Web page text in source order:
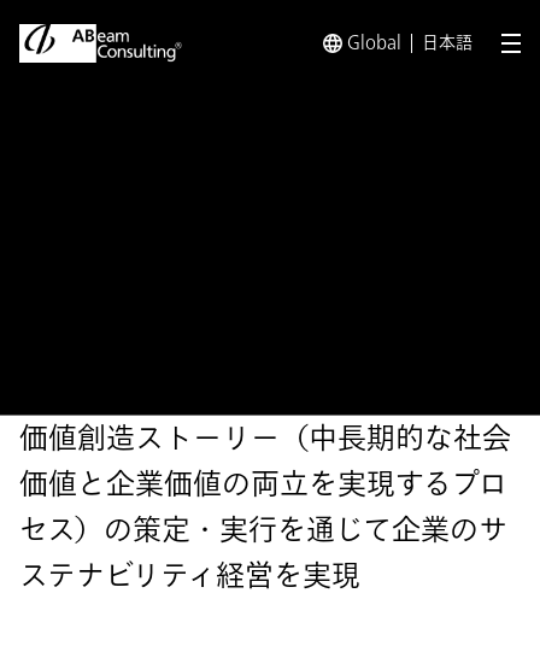
Global 日本語 メ
価値創造ストーリー（中長期的な社会
価値と企業価値の両立を実現するプロ
セス）の策定・実行を通じて企業のサ
ステナビリティ経営を実現